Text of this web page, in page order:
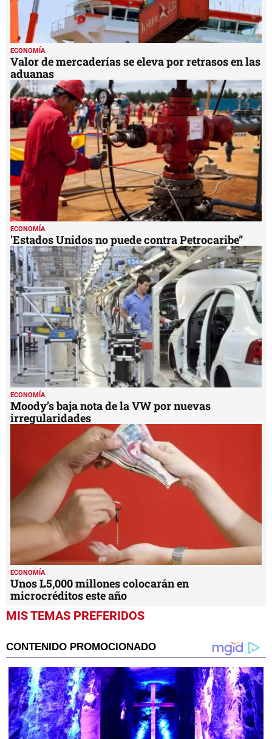
ECONOMÍA
Valor de mercaderías se eleva por retrasos en las
aduanas
ECONOMÍA
'Estados Unidos no puede contra Petrocaribe”
ECONOMÍA
Moody’s baja nota de la VW por nuevas
irregularidades
ECONOMÍA
Unos L5,000 millones colocarán en
microcréditos este año
MIS TEMAS PREFERIDOS